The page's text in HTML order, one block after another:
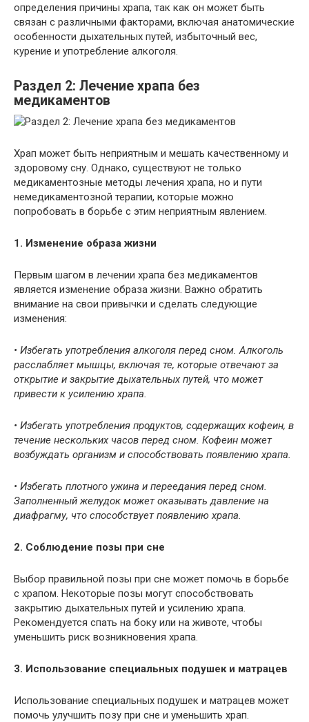
определения причины храпа, так как он может быть
связан с различными факторами, включая анатомические
особенности дыхательных путей, избыточный вес,
курение и употребление алкоголя.
Раздел 2: Лечение храпа без
медикаментов
Храп может быть неприятным и мешать качественному и
здоровому сну. Однако, существуют не только
медикаментозные методы лечения храпа, но и пути
немедикаментозной терапии, которые можно
попробовать в борьбе с этим неприятным явлением.
1. Изменение образа жизни
Первым шагом в лечении храпа без медикаментов
является изменение образа жизни. Важно обратить
внимание на свои привычки и сделать следующие
изменения:
• Избегать употребления алкоголя перед сном. Алкоголь
расслабляет мышцы, включая те, которые отвечают за
открытие и закрытие дыхательных путей, что может
привести к усилению храпа.
• Избегать употребления продуктов, содержащих кофеин, в
течение нескольких часов перед сном. Кофеин может
возбуждать организм и способствовать появлению храпа.
• Избегать плотного ужина и переедания перед сном.
Заполненный желудок может оказывать давление на
диафрагму, что способствует появлению храпа.
2. Соблюдение позы при сне
Выбор правильной позы при сне может помочь в борьбе
с храпом. Некоторые позы могут способствовать
закрытию дыхательных путей и усилению храпа.
Рекомендуется спать на боку или на животе, чтобы
уменьшить риск возникновения храпа.
3. Использование специальных подушек и матрацев
Использование специальных подушек и матрацев может
помочь улучшить позу при сне и уменьшить храп.